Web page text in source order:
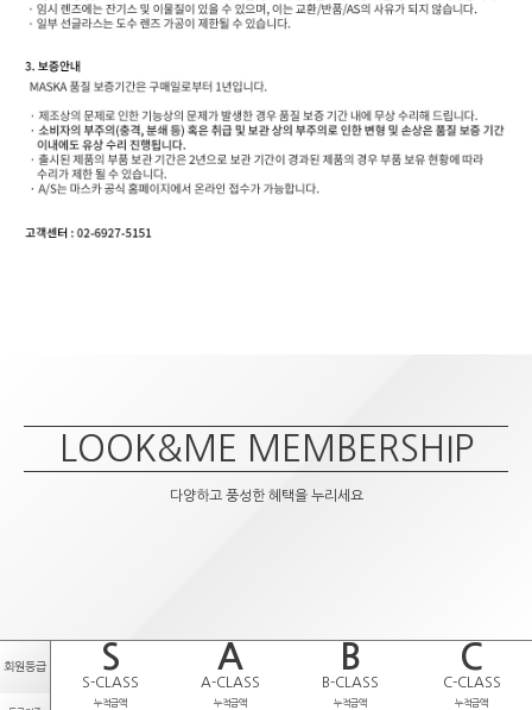
LOOK&ME MEMBERSHIP
다양하고 풍성한 혜택을 누리세요
회원등급 S A B C
S-CLASS A-CLASS B-CLASS C-CLASS
누적금액 누적금액 누적금액 누적금액